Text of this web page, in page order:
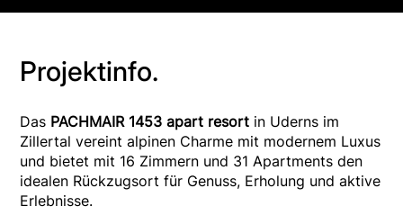
Projektinfo.
Das PACHMAIR 1453 apart resort in Uderns im
Zillertal vereint alpinen Charme mit modernem Luxus
und bietet mit 16 Zimmern und 31 Apartments den
idealen Rückzugsort für Genuss, Erholung und aktive
Erlebnisse.